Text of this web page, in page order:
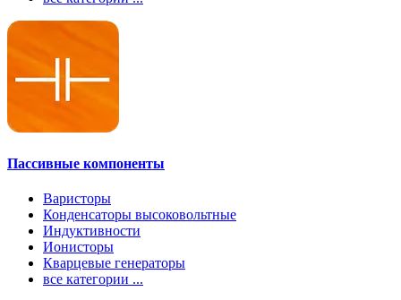
Пассивные компоненты
Варисторы
Конденсаторы высоковольтные
Индуктивности
Ионисторы
Кварцевые генераторы
все категории ...